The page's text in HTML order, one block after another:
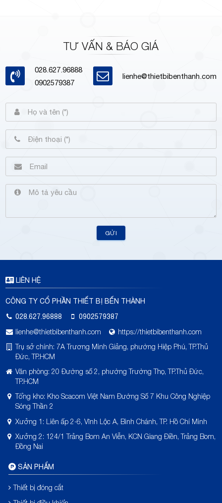
TƯ VẤN & BÁO GIÁ
028.627.96888
0902579387
lienhe@thietbibenthanh.com
GỬI
LIÊN HỆ
CÔNG TY CỔ PHẦN THIẾT BỊ BẾN THÀNH
028.627.96888
0902579387
lienhe@thietbibenthanh.com
https://thietbibenthanh.com
Trụ sở chính: 7A Trương Minh Giảng, phường Hiệp Phú, TP.Thủ
Đức, TP.HCM
Văn phòng: 20 Đường số 2, phường Trường Thọ, TP.Thủ Đức,
TP.HCM
Tổng kho: Kho Scacom Việt Nam Đường Số 7 Khu Công Nghiệp
Sóng Thần 2
Xưởng 1: Liên ấp 2-6, Vĩnh Lộc A, Bình Chánh, TP. Hồ Chí Minh
Xưởng 2: 124/1 Trảng Bom An Viễn, KCN Giang Điền, Trảng Bom,
Đồng Nai
SẢN PHẨM
Thiết bị đóng cắt